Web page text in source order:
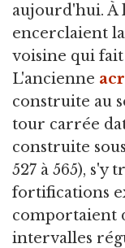
aujourd'hui. À
encerclaient
voisine qui
L'ancienne
construite au
tour carrée
construite
527 à 565), s'y
fortifications
comportaient
intervalles